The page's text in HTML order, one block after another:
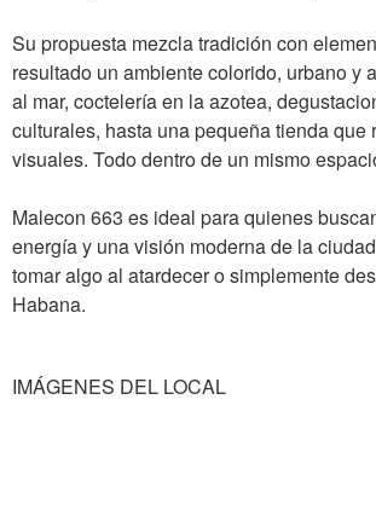
Su propuesta mezcla tradición con
resultado un ambiente colorido, urbano y
al mar, coctelería en la azotea,
culturales, hasta una pequeña tienda
visuales. Todo dentro de un mismo
Malecon 663 es ideal para quienes
energía y una visión moderna de la
tomar algo al atardecer o simplemente
Habana.
IMÁGENES DEL LOCAL